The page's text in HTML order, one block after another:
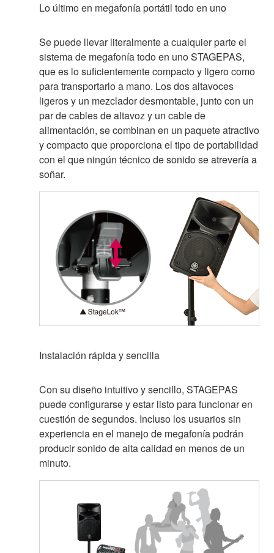
Lo último en megafonía portátil todo en uno
Se puede llevar literalmente a cualquier parte el
sistema de megafonía todo en uno STAGEPAS,
que es lo suficientemente compacto y ligero como
para transportarlo a mano. Los dos altavoces
ligeros y un mezclador desmontable, junto con un
par de cables de altavoz y un cable de
alimentación, se combinan en un paquete atractivo
y compacto que proporciona el tipo de portabilidad
con el que ningún técnico de sonido se atrevería a
soñar.
Instalación rápida y sencilla
Con su diseño intuitivo y sencillo, STAGEPAS
puede configurarse y estar listo para funcionar en
cuestión de segundos. Incluso los usuarios sin
experiencia en el manejo de megafonía podrán
producir sonido de alta calidad en menos de un
minuto.